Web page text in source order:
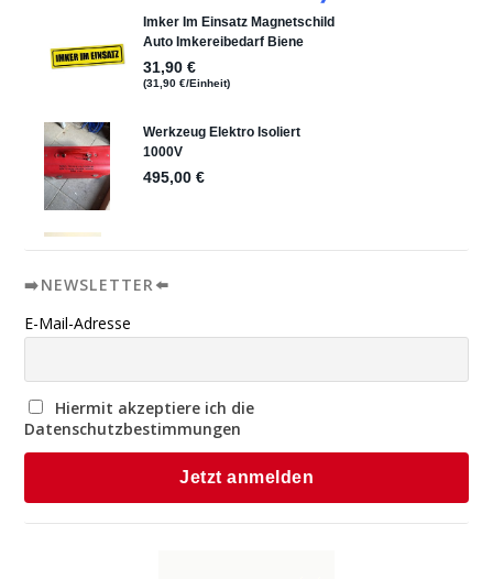
➡️NEWSLETTER⬅️
E-Mail-Adresse
Hiermit akzeptiere ich die
Datenschutzbestimmungen